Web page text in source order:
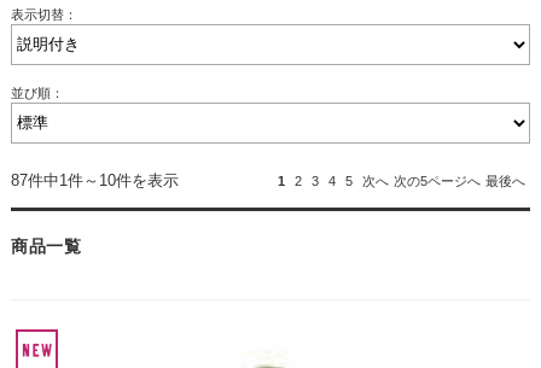
表示切替：
並び順：
87件中1件～10件を表示 1 2 3 4 5 次へ 次の5ページへ 最後へ
商品一覧